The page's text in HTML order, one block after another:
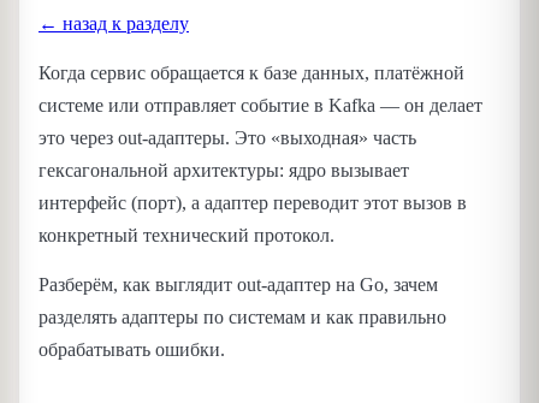
← назад к разделу
Когда сервис обращается к базе данных, платёжной
системе или отправляет событие в Kafka — он делает
это через out-адаптеры. Это «выходная» часть
гексагональной архитектуры: ядро вызывает
интерфейс (порт), а адаптер переводит этот вызов в
конкретный технический протокол.
Разберём, как выглядит out-адаптер на Go, зачем
разделять адаптеры по системам и как правильно
обрабатывать ошибки.